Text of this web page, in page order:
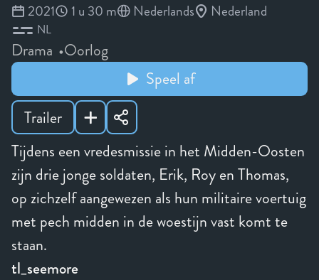
Tijdens een vredesmissie in het Midden-Oosten
zijn drie jonge soldaten, Erik, Roy en Thomas,
op zichzelf aangewezen als hun militaire voertuig
met pech midden in de woestijn vast komt te
staan.
tl_seemore
2021 1 u 30 m Nederlands Nederland
NL
Drama Oorlog
Speel af
Trailer